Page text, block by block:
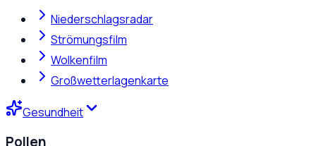
Niederschlagsradar
Strömungsfilm
Wolkenfilm
Großwetterlagenkarte
Gesundheit
Pollen